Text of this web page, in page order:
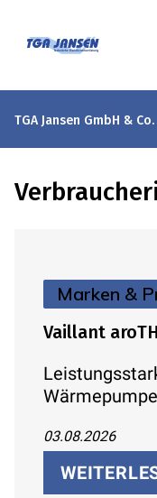
TGA Jansen GmbH & Co.
Vaillant
– mit hoher
flexibler
Anbindung.
03.08.2026